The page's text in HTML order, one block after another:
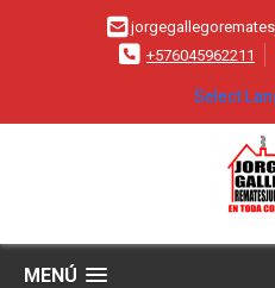
+576045962211
Select
MENÚ